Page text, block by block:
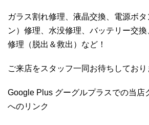
ガラス割れ修理、液晶交換、電源ボ
ン）修理、水没修理、バッテリー交
修理（脱出＆救出）など！
ご来店をスタッフ一同お待ちしてお
Google Plus グーグルプラスでの当店
へのリンク